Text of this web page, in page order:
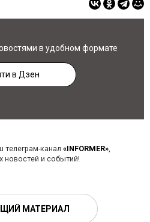
в удобном формате
в Дзен
канал «INFORMER»,
новостей и событий!
МАТЕРИАЛ